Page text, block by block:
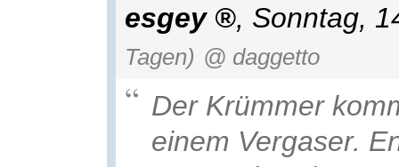
esgey , Sonntag,
Tagen) @ daggetto
Der Krümmer
einem Vergaser.